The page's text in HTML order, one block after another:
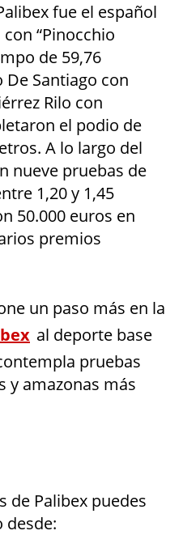
fue el español
“Pinocchio
de 59,76
De Santiago con
Rilo con
el podio de
A lo largo del
nueve pruebas de
1,20 y 1,45
50.000 euros en
premios
un paso más en la
al deporte base
pruebas
y amazonas más
de Palibex puedes
desde: